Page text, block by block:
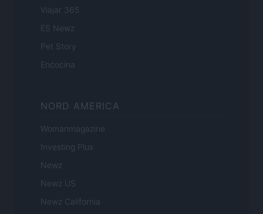
Viajar 365
ES Newz
Pet Story
Encocina
NORD AMERICA
Womanmagazine
Investing Plus
Newz
Newz US
Newz California